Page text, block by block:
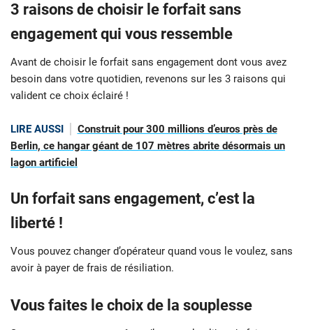
3 raisons de choisir le forfait sans
engagement qui vous ressemble
Avant de choisir le forfait sans engagement dont vous avez
besoin dans votre quotidien, revenons sur les 3 raisons qui
valident ce choix éclairé !
LIRE AUSSI
Construit pour 300 millions d’euros près de
Berlin, ce hangar géant de 107 mètres abrite désormais un
lagon artificiel
Un forfait sans engagement, c’est la
liberté !
Vous pouvez changer d’opérateur quand vous le voulez, sans
avoir à payer de frais de résiliation.
Vous faites le choix de la souplesse